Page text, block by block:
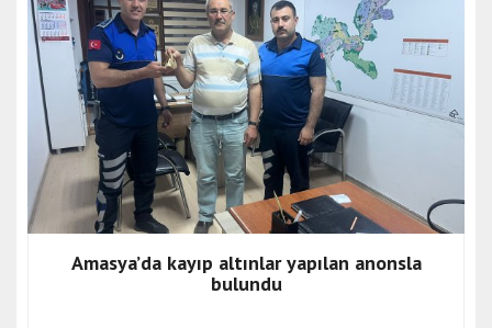
Amasya’da kayıp altınlar yapılan anonsla
bulundu